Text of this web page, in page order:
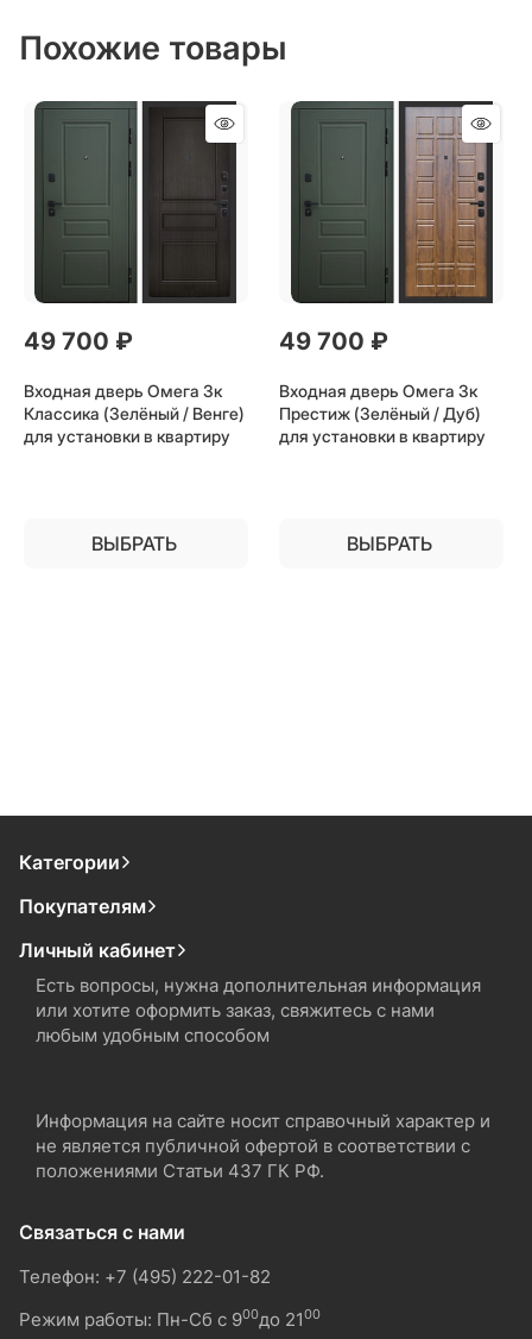
Похожие товары
49 700 ₽
Входная дверь Омега 3к
Классика (Зелёный / Венге)
для установки в квартиру
ВЫБРАТЬ
49 700 ₽
Входная дверь Омега 3к
Престиж (Зелёный / Дуб)
для установки в квартиру
ВЫБРАТЬ
Категории
Покупателям
Личный кабинет
Есть вопросы, нужна дополнительная информация
или хотите оформить заказ, свяжитесь с нами
любым удобным способом
Информация на сайте носит справочный характер и
не является публичной офертой в соответствии с
положениями Статьи 437 ГК РФ.
Связаться с нами
Телефон: +7 (495) 222-01-82
Режим работы: Пн-Сб с 900до 2100